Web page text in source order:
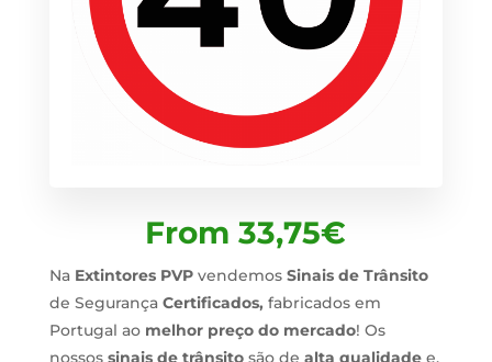
From 33,75€
Na Extintores PVPvendemos Sinais de Trânsito
de Segurança Certificados, fabricados em
Portugal ao melhor preço do mercado! Os
nossos sinais de trânsitosão de alta qualidadee,